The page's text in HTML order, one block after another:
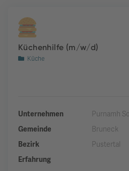
Küchenhilfe (m/w/d)
Küche
Unternehmen
Purnamh
Gemeinde
Bruneck
Bezirk
Pustertal
Erfahrung